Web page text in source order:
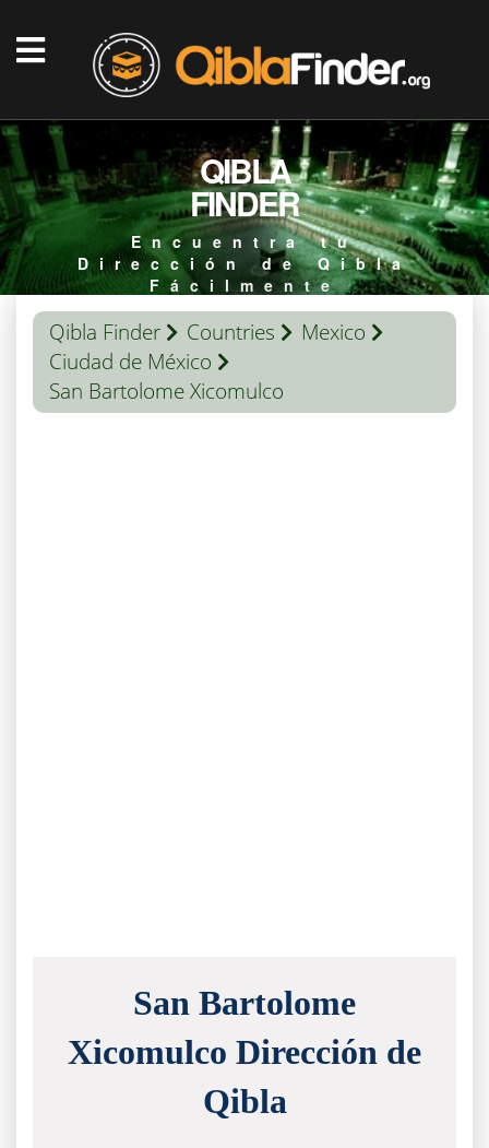
QIBLA
FINDER
Encuentra tu
Dirección de Qibla
Fácilmente
Qibla Finder Countries
Mexico
Ciudad de México
San Bartolome Xicomulco
San Bartolome
Xicomulco Dirección de
Qibla